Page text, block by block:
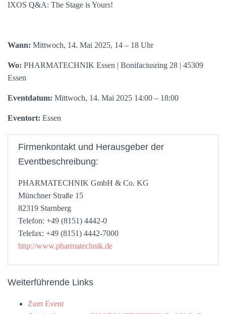
IXOS Q&A: The Stage is Yours!
Wann: Mittwoch, 14. Mai 2025, 14 – 18 Uhr
Wo: PHARMATECHNIK Essen | Bonifaciusring 28 | 45309
Essen
Eventdatum: Mittwoch, 14. Mai 2025 14:00 – 18:00
Eventort: Essen
Firmenkontakt und Herausgeber der
Eventbeschreibung:
PHARMATECHNIK GmbH & Co. KG
Münchner Straße 15
82319 Starnberg
Telefon: +49 (8151) 4442-0
Telefax: +49 (8151) 4442-7000
http://www.pharmatechnik.de
Weiterführende Links
Zum Event